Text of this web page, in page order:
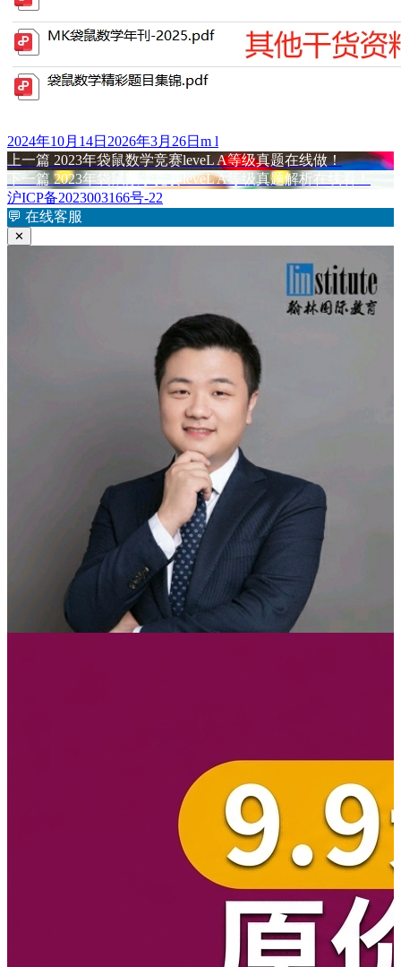
发
布
于
2024年10月14日 2026年3月26日 作
者
m l
文
章
导
航
上一篇 上
篇
文
章：
2023年袋鼠数学竞赛leveL A等级真题在线做！
下一篇 下
篇
文
2023年袋鼠数学竞赛leveL A等级真题解析在线看！
沪ICP备2023003166号-22
💬 在线客服
✕